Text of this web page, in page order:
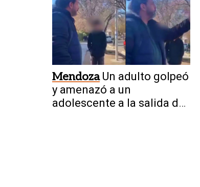
Mendoza Un adulto golpeó
y amenazó a un
adolescente a la salida de